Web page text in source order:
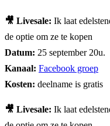
🎥 Livesale: Ik laat
de optie om ze te kopen
Datum: 25 september 20u.
Kanaal: Facebook groep
Kosten: deelname is gratis
🎥 Livesale: Ik laat